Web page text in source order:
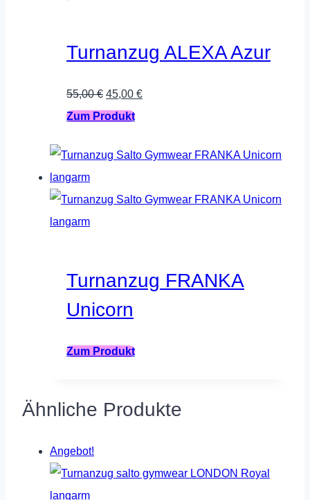
Turnanzug ALEXA Azur
55,00€ Ursprünglicher
Preis
55,00 €
45,00 €Aktueller
45,00 €.
Zum ProduktDieses
weist
Varianten
können
Produktseite
werden
Turnanzug FRANKA
Unicorn
Zum Produkt
Ähnliche Produkte
Angebot!